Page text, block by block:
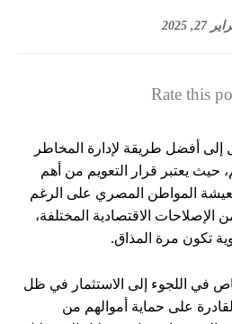
27, 2025
Rate this
أفضل طريقة لإدارة المخاطر
حيث يعتبر قرار التعويم من أهم
المواطن المصري على الرغم
الاقتصادية المختلفة،
تكون مرة المذاق.
في اللجوء إلى الاستثمار في ظل
على حماية أموالهم من